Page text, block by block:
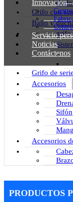
Innovación
Servicio
Noticias
Contáctenos
Grifo
Grifo con
Baño y
grifo
Grifo de
Accesorios
Sifón
Accesorios
PRODUCTOS